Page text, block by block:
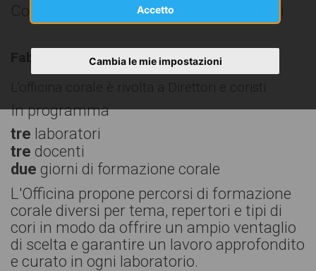
Accetto
Cambia le mie impostazioni
Corsi di formazione corale per tutti i cori
Fabriano (AN) - 22 - 23 ottobre 2022
In programma
tre laboratori
tre docenti
due giorni di formazione corale
L'Officina propone percorsi di formazione
corale diversi per tema, repertori e tipi di
cori in modo da offrire un ampio ventaglio
di scelta e garantire un lavoro approfondito
e curato in ogni laboratorio.